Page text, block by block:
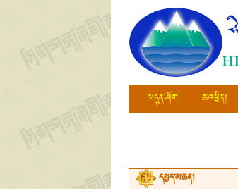
མདུན་ཤོག ཆ་འཕྲིན།
དཔྱད་མཆན།